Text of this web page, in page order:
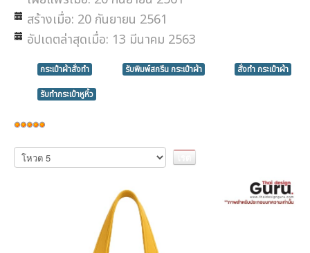
สร้างเมื่อ: 20 กันยายน 2561
อัปเดตล่าสุดเมื่อ: 13 มีนาคม 2563
กระเป๋าผ้าสั่งทำ รับพิมพ์สกรีน กระเป๋าผ้า
สั่งทำ กระเป๋าผ้า
รับทำกระเป๋าหูหิ้ว
ให้
เรต
สมาชิก:5/5
กรุณา
ให้